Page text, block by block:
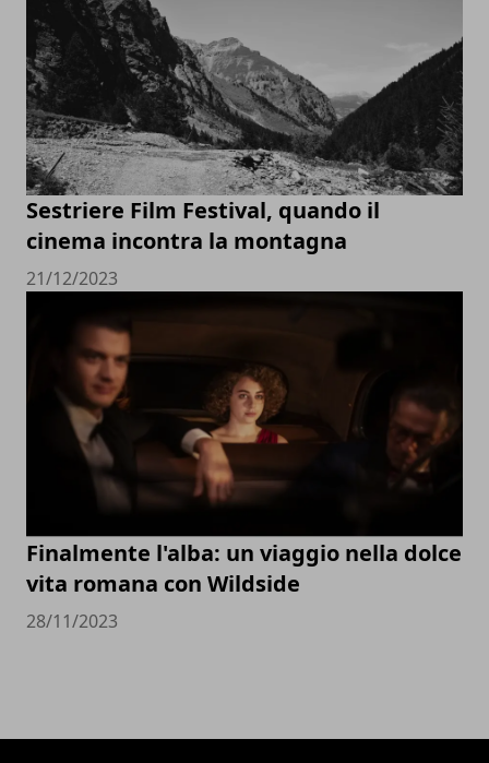
Sestriere Film Festival, quando il
cinema incontra la montagna
21/12/2023
Finalmente l'alba: un viaggio nella dolce
vita romana con Wildside
28/11/2023